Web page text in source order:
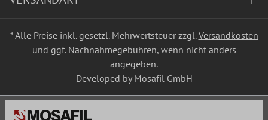
* Alle Preise inkl. gesetzl. Mehrwertsteuer zzgl.Versandkosten
und ggf. Nachnahmegebühren, wenn nicht anders
angegeben.
Developed by Mosafil GmbH